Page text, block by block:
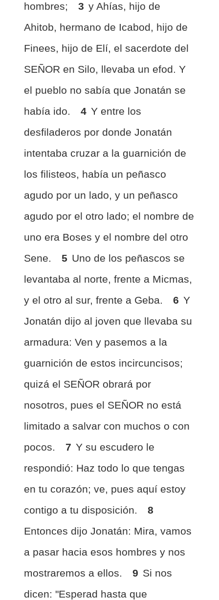
hombres;
3 y Ahías, hijo de
Ahitob, hermano de Icabod, hijo de
Finees, hijo de Elí, el sacerdote del
SEÑOR en Silo, llevaba un efod. Y
el pueblo no sabía que Jonatán se
había ido.
4 Y entre los
desfiladeros por donde Jonatán
intentaba cruzar a la guarnición de
los filisteos, había un peñasco
agudo por un lado, y un peñasco
agudo por el otro lado; el nombre de
uno era Boses y el nombre del otro
Sene.
5 Uno de los peñascos se
levantaba al norte, frente a Micmas,
y el otro al sur, frente a Geba.
6 Y
Jonatán dijo al joven que llevaba su
armadura: Ven y pasemos a la
guarnición de estos incircuncisos;
quizá el SEÑOR obrará por
nosotros, pues el SEÑOR no está
limitado a salvar con muchos o con
pocos.
7 Y su escudero le
respondió: Haz todo lo que tengas
en tu corazón; ve, pues aquí estoy
contigo a tu disposición.
8
Entonces dijo Jonatán: Mira, vamos
a pasar hacia esos hombres y nos
mostraremos a ellos.
9 Si nos
dicen: "Esperad hasta que